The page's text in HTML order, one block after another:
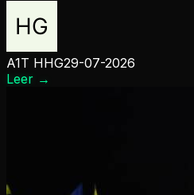
A1T HHG29-07-2026
Leer →